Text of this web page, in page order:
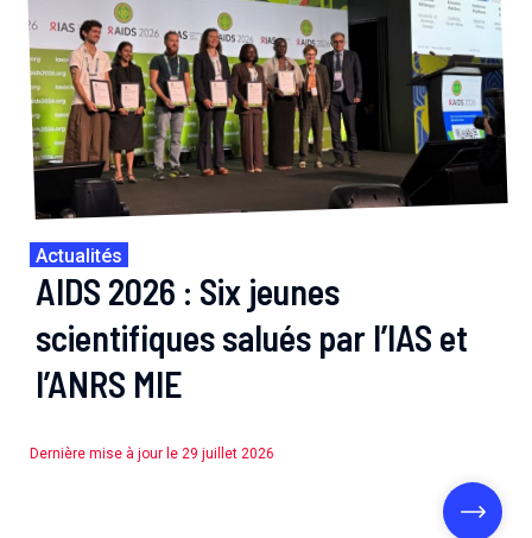
Actualités
AIDS 2026 : Six jeunes
scientifiques salués par l’IAS et
l’ANRS MIE
Dernière mise à jour le 29 juillet 2026